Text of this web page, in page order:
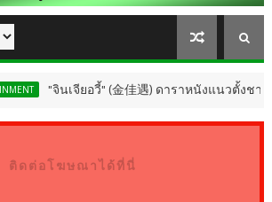
" (金佳遇) ดาราหนังแนวตั้งชาวจีนเยือนไทย เต
ติดต่อโฆษณาได้ที่นี่